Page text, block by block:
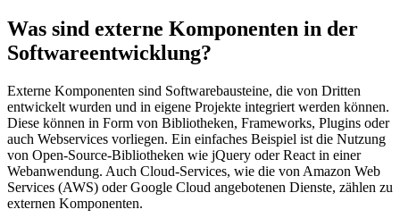
Was sind externe Komponenten in der
Softwareentwicklung?
Externe Komponenten sind Softwarebausteine, die von Dritten
entwickelt wurden und in eigene Projekte integriert werden können.
Diese können in Form von Bibliotheken, Frameworks, Plugins oder
auch Webservices vorliegen. Ein einfaches Beispiel ist die Nutzung
von Open-Source-Bibliotheken wie jQuery oder React in einer
Webanwendung. Auch Cloud-Services, wie die von Amazon Web
Services (AWS) oder Google Cloud angebotenen Dienste, zählen zu
externen Komponenten.